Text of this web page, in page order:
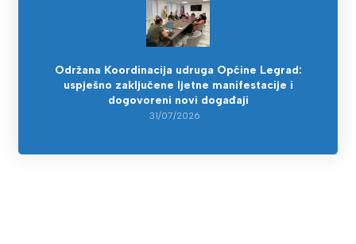
Održana Koordinacija udruga Općine Legrad:
uspješno zaključene ljetne manifestacije i
dogovoreni novi događaji
31/07/2026